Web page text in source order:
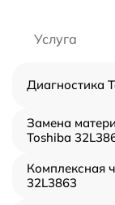
Услуга
Диагностика
Замена
Toshiba
Комплексная
32L3863